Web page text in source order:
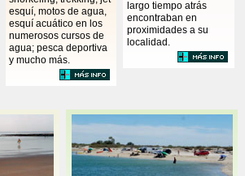
esquí, motos de agua,
esquí acuático en los
numerosos cursos de
agua; pesca deportiva
y mucho más.
largo tiempo atrás
encontraban en
proximidades a su
localidad.